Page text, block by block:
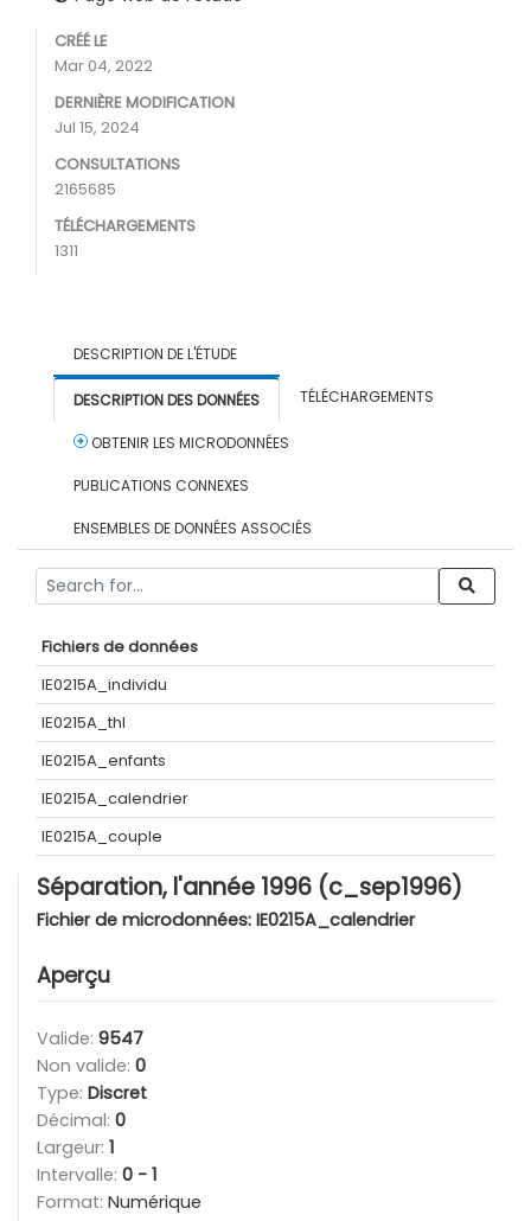
CRÉÉ LE
Mar 04, 2022
DERNIÈRE MODIFICATION
Jul 15, 2024
CONSULTATIONS
2165685
TÉLÉCHARGEMENTS
1311
DESCRIPTION DE L'ÉTUDE
DESCRIPTION DES DONNÉES TÉLÉCHARGEMENTS
OBTENIR LES MICRODONNÉES
PUBLICATIONS CONNEXES
ENSEMBLES DE DONNÉES ASSOCIÉS
Fichiers de données
IE0215A_individu
IE0215A_thl
IE0215A_enfants
IE0215A_calendrier
IE0215A_couple
Séparation, l'année 1996 (c_sep1996)
Fichier de microdonnées: IE0215A_calendrier
Aperçu
Valide: 9547
Non valide: 0
Type: Discret
Décimal: 0
Largeur: 1
Intervalle: 0 - 1
Format: Numérique